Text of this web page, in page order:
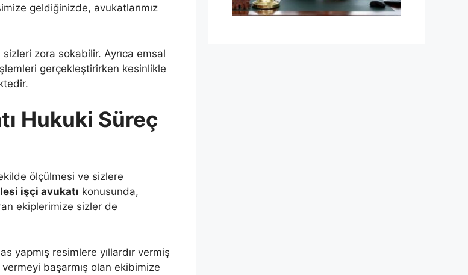
geldiğinizde, avukatlarımız
zora sokabilir. Ayrıca emsal
gerçekleştirirken kesinlikle
Hukuki Süreç
ölçülmesi ve sizlere
işçi avukatı konusunda,
ekiplerimize sizler de
yapmış resimlere yıllardır vermiş
başarmış olan ekibimize